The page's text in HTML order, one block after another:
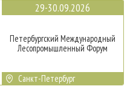
29-30.09.2026
Петербургский Международный
Лесопромышленный Форум
Санкт-Петербург